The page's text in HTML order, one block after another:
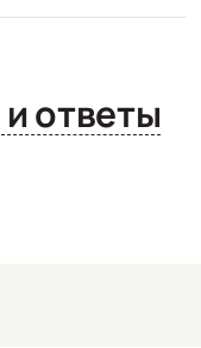
Вопросы и ответы